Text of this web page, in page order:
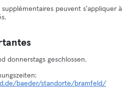
peuvent s'appliquer à
donnerstags geschlossen.
baeder/standorte/bramfeld/